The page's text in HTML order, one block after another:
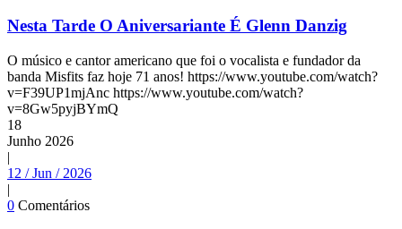
Nesta Tarde O Aniversariante É Glenn Danzig
O músico e cantor americano que foi o vocalista e fundador da
banda Misfits faz hoje 71 anos! https://www.youtube.com/watch?
v=F39UP1mjAnc https://www.youtube.com/watch?
v=8Gw5pyjBYmQ
18
Junho 2026
|
12 / Jun / 2026
|
0 Comentários